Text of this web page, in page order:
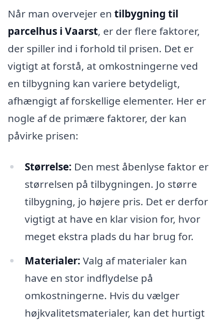
Når man overvejer en tilbygning til
parcelhus i Vaarst, er der flere faktorer,
der spiller ind i forhold til prisen. Det er
vigtigt at forstå, at omkostningerne ved
en tilbygning kan variere betydeligt,
afhængigt af forskellige elementer. Her er
nogle af de primære faktorer, der kan
påvirke prisen:
Størrelse: Den mest åbenlyse faktor er
størrelsen på tilbygningen. Jo større
tilbygning, jo højere pris. Det er derfor
vigtigt at have en klar vision for, hvor
meget ekstra plads du har brug for.
Materialer: Valg af materialer kan
have en stor indflydelse på
omkostningerne. Hvis du vælger
højkvalitetsmaterialer, kan det hurtigt